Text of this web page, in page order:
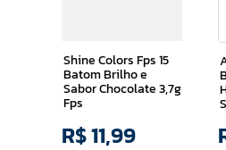
Shine Colors Fps 15
Batom Brilho e
Sabor Chocolate 3,7g
Fps
R$11,99